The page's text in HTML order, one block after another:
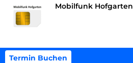
Mobilfunk Hofgarten
Termin Buchen